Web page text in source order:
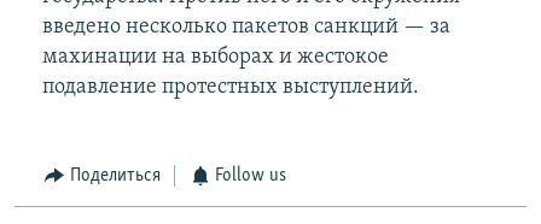
введено несколько пакетов санкций — за
махинации на выборах и жестокое
подавление протестных выступлений.
Поделиться Follow us